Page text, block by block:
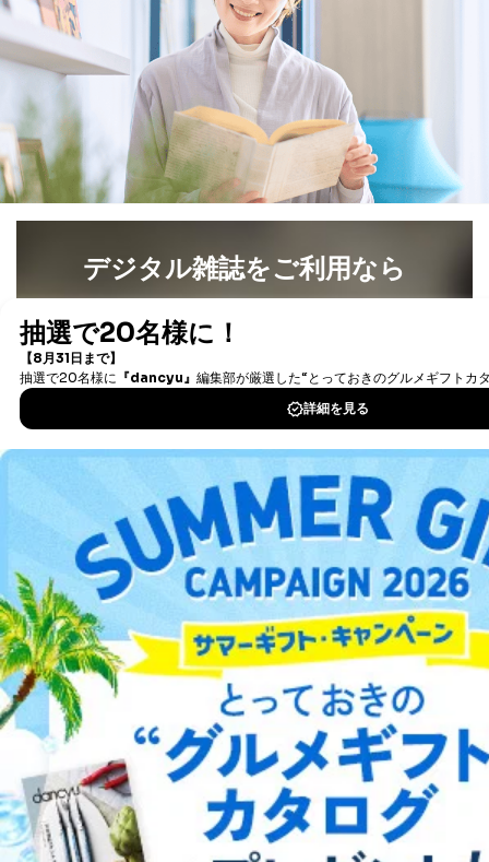
析して、趣味・嗜好に
応じた新商品・サービスに関する
広告のため
2
当社にお問合わせ
いただいた方の個
お問い合わせ対応、トラブル対
処、オペレーター教育など応対品
質向上のため
3
当社カスタマーQ＆
Aサービス利用者
カスタマーQ＆Aサイトの投稿内容
の確認のため
ｅメール等によるカスタマーQ＆A
サイトのサービス内容のご案内の
ため
ス、キャンペーン等の広告に関す
るご案内のため
採用応募者の方の
個人情報
5
当社の従業者の個
人情報
人事、総務などの雇用管理等のた
パートナー（提携
により当社の
定期購読サービス
購入商品配送のため
提携企業及びお客様がご購入され
た商品の発売元企業からのｅメー
ル等による商品、
サービス、キャンペーン等の広告
に関するご案内のため
SNS公式アカウン
トに登録された方
の個人情報
当社のサービス利用状況の把握お
よびその分析のため
お問い合わせ対応、トラブル対
処、オペレーター教育など応対品
質向上のため
その他当社のプライバシーポリシ
ー等にて公表する利用目的達成の
ため
※上記の利用目的のうちNo.1～5については保有個人デ
ータ（開示対象個人情報）の利用目的であり、下記4.の
開示等のご請求に対応させていただきます。
なお、6、7については、パートナー（提携企業）様又は
各SNS運営会社様にご請求いただきますようお願い致し
ます。
３．個人情報の第三者提供について
デジタル雑誌をご利用なら
書籍）が無料で読み放題！
DOWNLOAD FOR IOS
DOWNLOAD FOR ANDROID
ご利用方法はこちら
総合案内
アフィリエイト 採用情報
プレスリリース お問い合わせ
利用規約プライバシーポリシー 特定商取引法に基づく表示
出版社の皆様へ
投資家の皆様へサイトマップ